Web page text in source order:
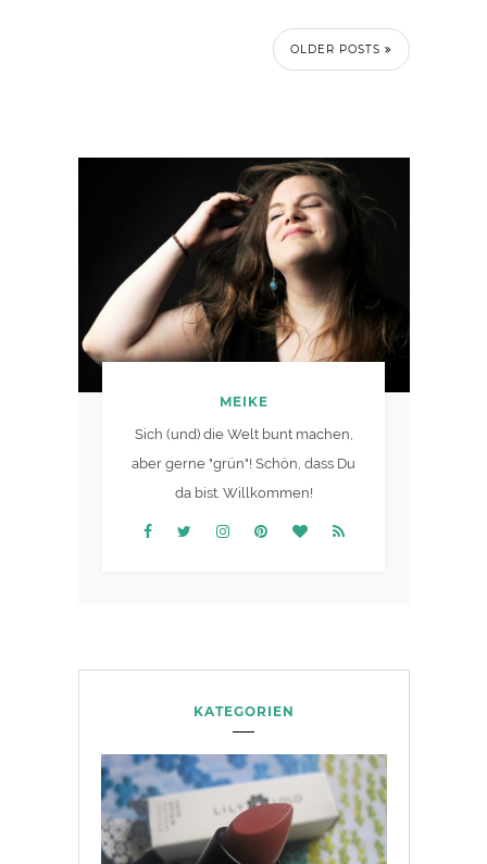
OLDER POSTS
MEIKE
Sich (und) die Welt bunt machen,
aber gerne "grün"! Schön, dass Du
da bist. Willkommen!
KATEGORIEN